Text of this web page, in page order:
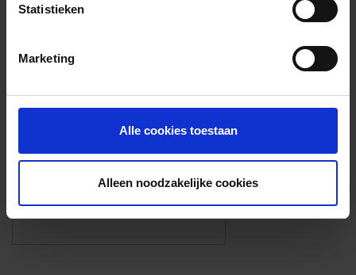
Statistieken
Marketing
Alle cookies toestaan
Alleen noodzakelijke cookies
Foto’s ({{photos.length}})
Eigen foto’s